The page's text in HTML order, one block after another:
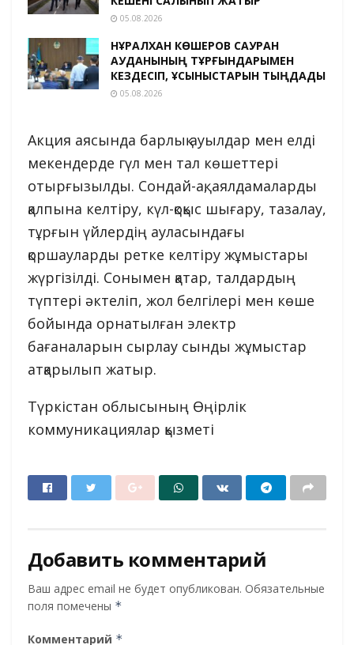
05.08.2026
НҰРАЛХАН КӨШЕРОВ САУРАН
АУДАНЫНЫҢ ТҰРҒЫНДАРЫМЕН
КЕЗДЕСІП, ҰСЫНЫСТАРЫН ТЫҢДАДЫ
05.08.2026
Акция аясында барлық ауылдар мен елді
мекендерде гүл мен тал көшеттері
отырғызылды. Сондай-ақ, аялдамаларды
қалпына келтіру, күл-қоқыс шығару, тазалау,
тұрғын үйлердің ауласындағы
қоршауларды ретке келтіру жұмыстары
жүргізілді. Сонымен қатар, талдардың
түптері әктеліп, жол белгілері мен көше
бойында орнатылған электр
бағаналарын сырлау сынды жұмыстар
атқарылып жатыр.
Түркістан облысының Өңірлік
коммуникациялар қызметі
Добавить комментарий
Ваш адрес email не будет опубликован. Обязательные
поля помечены *
Комментарий *